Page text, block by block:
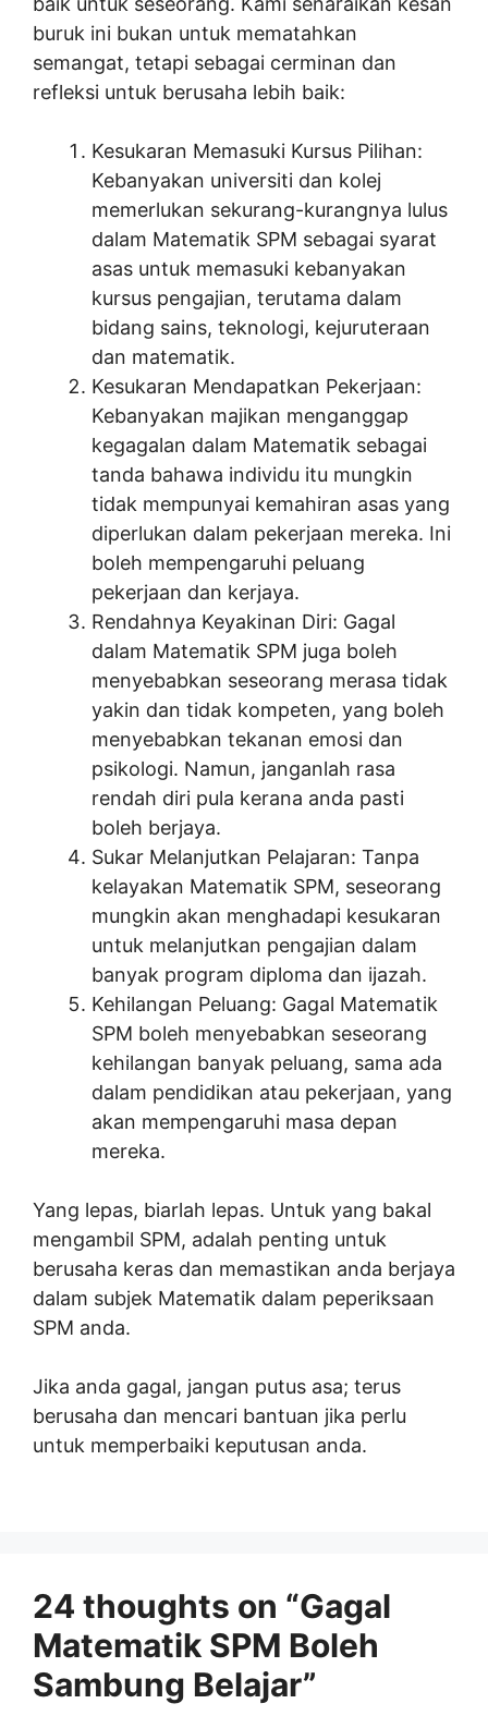
buruk ini bukan untuk mematahkan
semangat, tetapi sebagai cerminan dan
refleksi untuk berusaha lebih baik:
Kesukaran Memasuki Kursus Pilihan:
Kebanyakan universiti dan kolej
memerlukan sekurang-kurangnya lulus
dalam Matematik SPM sebagai syarat
asas untuk memasuki kebanyakan
kursus pengajian, terutama dalam
bidang sains, teknologi, kejuruteraan
dan matematik.
Kesukaran Mendapatkan Pekerjaan:
Kebanyakan majikan menganggap
kegagalan dalam Matematik sebagai
tanda bahawa individu itu mungkin
tidak mempunyai kemahiran asas yang
diperlukan dalam pekerjaan mereka. Ini
boleh mempengaruhi peluang
pekerjaan dan kerjaya.
Rendahnya Keyakinan Diri: Gagal
dalam Matematik SPM juga boleh
menyebabkan seseorang merasa tidak
yakin dan tidak kompeten, yang boleh
menyebabkan tekanan emosi dan
psikologi. Namun, janganlah rasa
rendah diri pula kerana anda pasti
boleh berjaya.
Sukar Melanjutkan Pelajaran: Tanpa
kelayakan Matematik SPM, seseorang
mungkin akan menghadapi kesukaran
untuk melanjutkan pengajian dalam
banyak program diploma dan ijazah.
Kehilangan Peluang: Gagal Matematik
SPM boleh menyebabkan seseorang
kehilangan banyak peluang, sama ada
dalam pendidikan atau pekerjaan, yang
akan mempengaruhi masa depan
mereka.
Yang lepas, biarlah lepas. Untuk yang bakal
mengambil SPM, adalah penting untuk
berusaha keras dan memastikan anda berjaya
dalam subjek Matematik dalam peperiksaan
SPM anda.
Jika anda gagal, jangan putus asa; terus
berusaha dan mencari bantuan jika perlu
untuk memperbaiki keputusan anda.
24 thoughts on “Gagal
Matematik SPM Boleh
Sambung Belajar”